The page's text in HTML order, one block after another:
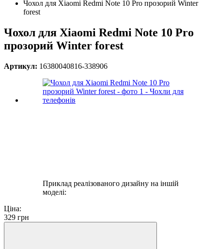
Чохол для Xiaomi Redmi Note 10 Pro прозорий Winter
forest
Чохол для Xiaomi Redmi Note 10 Pro
прозорий Winter forest
Артикул: 16380040816-338906
Приклад реалізованого дизайну на іншій
моделі:
Ціна:
329 грн